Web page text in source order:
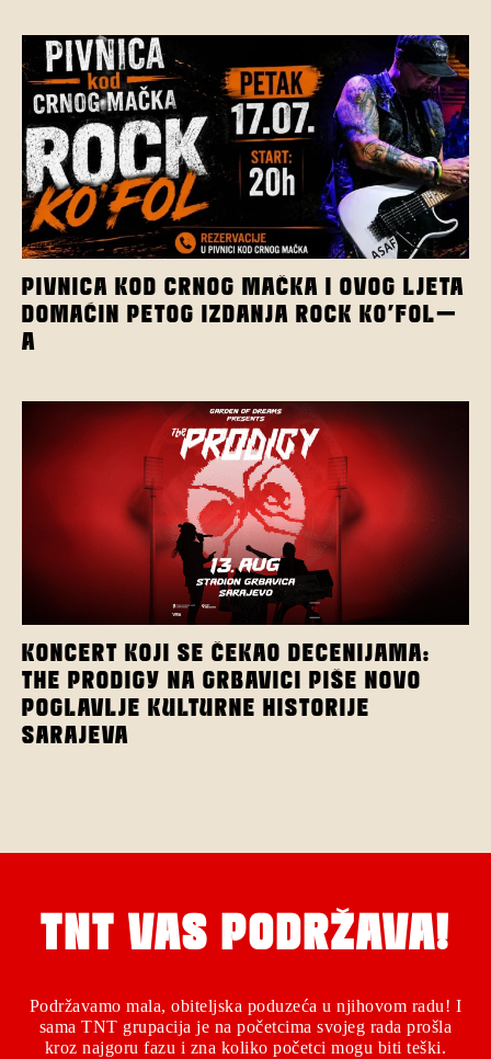
PIVNICA KOD CRNOG MAČKA I OVOG LJETA
DOMAĆIN PETOG IZDANJA ROCK KO’FOL-
A
KONCERT KOJI SE ČEKAO DECENIJAMA:
THE PRODIGY NA GRBAVICI PIŠE NOVO
POGLAVLJE KULTURNE HISTORIJE
SARAJEVA
TNT VAS PODRŽAVA!
Podržavamo mala, obiteljska poduzeća u njihovom radu! I
sama TNT grupacija je na početcima svojeg rada prošla
kroz najgoru fazu i zna koliko početci mogu biti teški.